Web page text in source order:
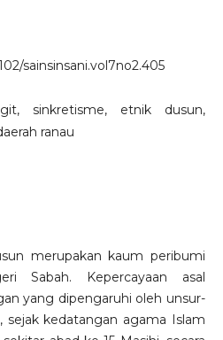
sainsinsani.vol7no2.405
sinkretisme, etnik dusun,
ranau
merupakan kaum peribumi
Sabah. Kepercayaan asal
yang dipengaruhi oleh unsur-
sejak kedatangan agama Islam